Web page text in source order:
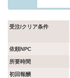
受注/クリア条件
依頼NPC
所要時間
初回報酬